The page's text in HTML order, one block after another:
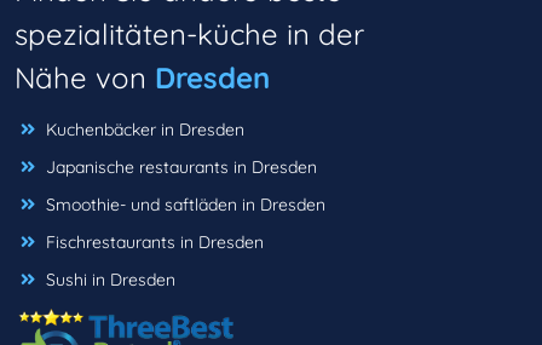
spezialitäten-küche in der
Nähe von Dresden
Kuchenbäcker in Dresden
Japanische restaurants in Dresden
Smoothie- und saftläden in Dresden
Fischrestaurants in Dresden
Sushi in Dresden